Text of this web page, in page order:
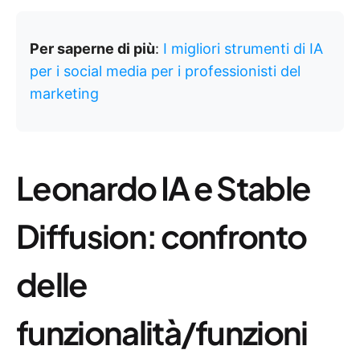
Per saperne di più: I migliori strumenti di IA
per i social media per i professionisti del
marketing
Leonardo IA e Stable
Diffusion: confronto
delle
funzionalità/funzioni